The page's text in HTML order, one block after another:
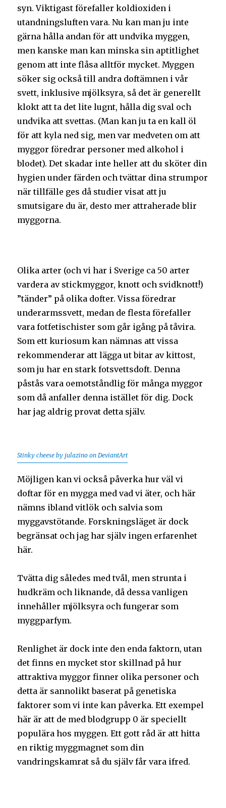
syn. Viktigast förefaller koldioxiden i
utandningsluften vara. Nu kan man ju inte
gärna hålla andan för att undvika myggen,
men kanske man kan minska sin aptitlighet
genom att inte flåsa alltför mycket. Myggen
söker sig också till andra doftämnen i vår
svett, inklusive mjölksyra, så det är generellt
klokt att ta det lite lugnt, hålla dig sval och
undvika att svettas. (Man kan ju ta en kall öl
för att kyla ned sig, men var medveten om att
myggor föredrar personer med alkohol i
blodet). Det skadar inte heller att du sköter din
hygien under färden och tvättar dina strumpor
när tillfälle ges då studier visat att ju
smutsigare du är, desto mer attraherade blir
myggorna.
Olika arter (och vi har i Sverige ca 50 arter
vardera av stickmyggor, knott och svidknott!)
”tänder” på olika dofter. Vissa föredrar
underarmssvett, medan de flesta förefaller
vara fotfetischister som går igång på tåvira.
Som ett kuriosum kan nämnas att vissa
rekommenderar att lägga ut bitar av kittost,
som ju har en stark fotsvettsdoft. Denna
påstås vara oemotståndlig för många myggor
som då anfaller denna istället för dig. Dock
har jag aldrig provat detta själv.
Stinky cheese by julazino on DeviantArt
Möjligen kan vi också påverka hur väl vi
doftar för en mygga med vad vi äter, och här
nämns ibland vitlök och salvia som
myggavstötande. Forskningsläget är dock
begränsat och jag har själv ingen erfarenhet
här.
Tvätta dig således med tvål, men strunta i
hudkräm och liknande, då dessa vanligen
innehåller mjölksyra och fungerar som
myggparfym.
Renlighet är dock inte den enda faktorn, utan
det finns en mycket stor skillnad på hur
attraktiva myggor finner olika personer och
detta är sannolikt baserat på genetiska
faktorer som vi inte kan påverka. Ett exempel
här är att de med blodgrupp 0 är speciellt
populära hos myggen. Ett gott råd är att hitta
en riktig myggmagnet som din
vandringskamrat så du själv får vara ifred.